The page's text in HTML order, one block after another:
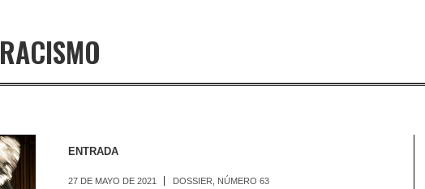
RACISMO
ENTRADA
27 DE MAYO DE 2021 DOSSIER NÚMERO 63